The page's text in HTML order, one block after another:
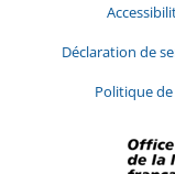
Déclaration de
Politique